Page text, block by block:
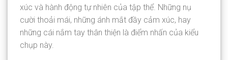
xúc và hành động tự nhiên của tập thể. Những nụ
cười thoải mái, những ánh mắt đầy cảm xúc, hay
những cái nắm tay thân thiện là điểm nhấn của kiểu
chụp này.